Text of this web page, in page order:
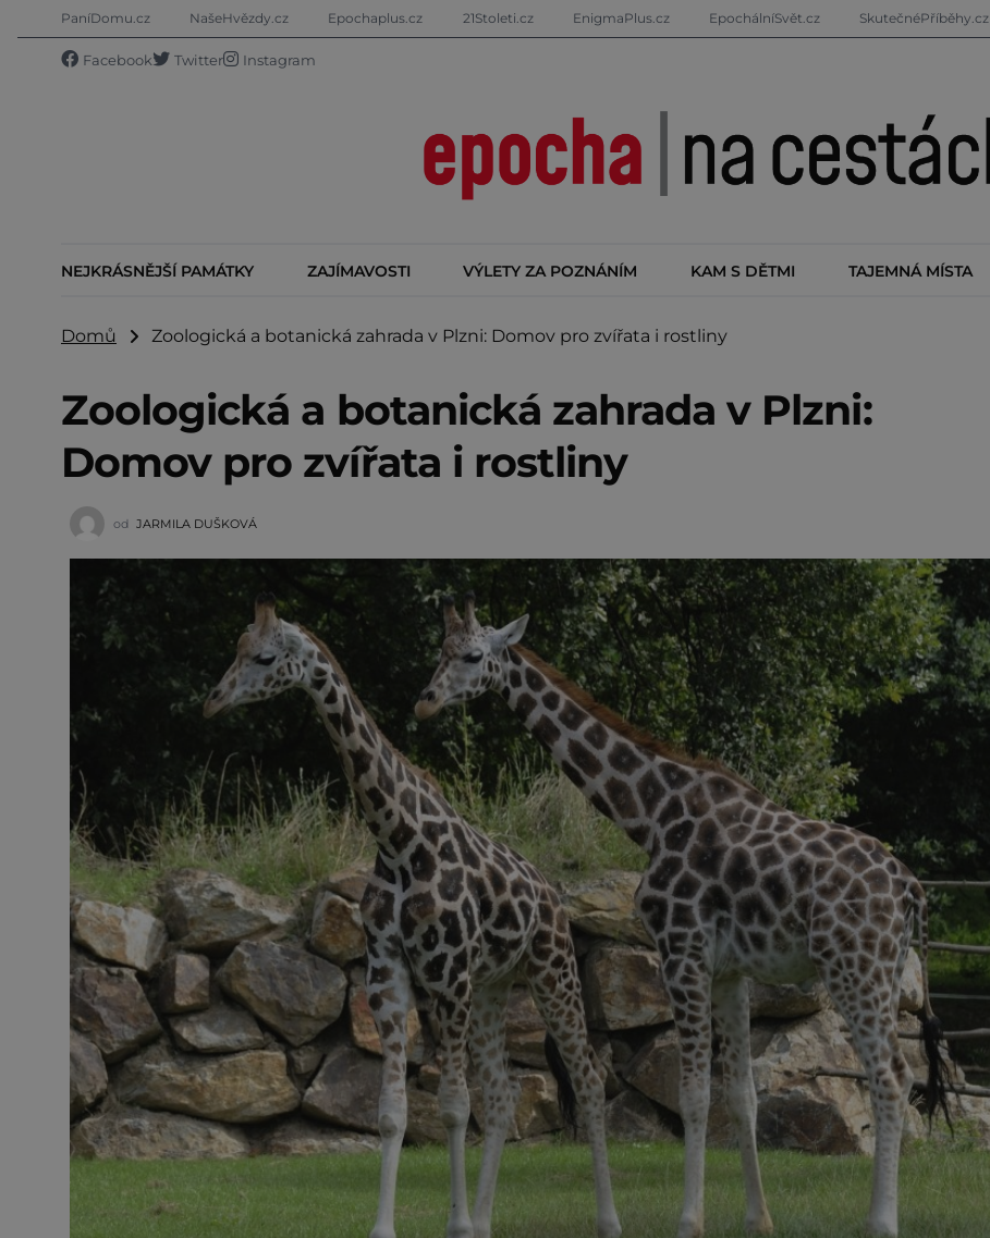
PaníDomu.cz NašeHvězdy.cz Epochaplus.cz 21Stoleti.cz EnigmaPlus.cz EpochálníSvět.cz SkutečnéPříběhy.cz
Facebook Twitter Instagram
NEJKRÁSNĚJŠÍ PAMÁTKY ZAJÍMAVOSTI VÝLETY ZA POZNÁNÍM KAM S DĚTMI TAJEMNÁ MÍSTA
Domů Zoologická a botanická zahrada v Plzni: Domov pro zvířata i rostliny
Zoologická a botanická zahrada v Plzni:
Domov pro zvířata i rostliny
od JARMILA DUŠKOVÁ